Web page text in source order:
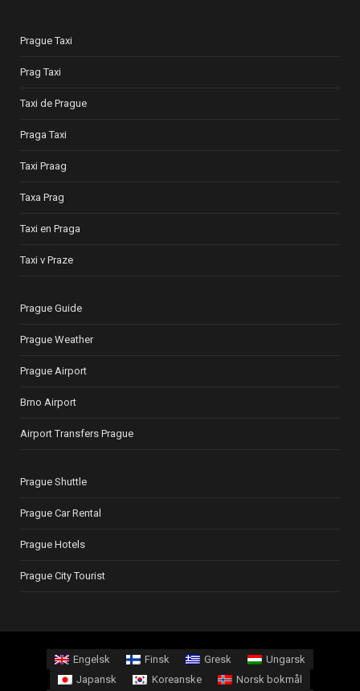
Prague Taxi
Prag Taxi
Taxi de Prague
Praga Taxi
Taxi Praag
Taxa Prag
Taxi en Praga
Taxi v Praze
Prague Guide
Prague Weather
Prague Airport
Brno Airport
Airport Transfers Prague
Prague Shuttle
Prague Car Rental
Prague Hotels
Prague City Tourist
Engelsk Finsk Gresk
Ungarsk
Japansk
Koreanske Norsk bokmål